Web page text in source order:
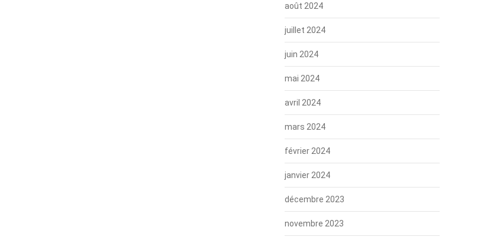
août 2024
juillet 2024
juin 2024
mai 2024
avril 2024
mars 2024
février 2024
janvier 2024
décembre 2023
novembre 2023